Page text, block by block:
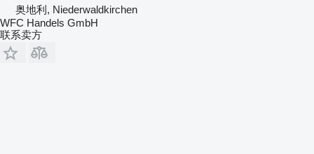
奥地利, Niederwaldkirchen
WFC Handels GmbH
联系卖方